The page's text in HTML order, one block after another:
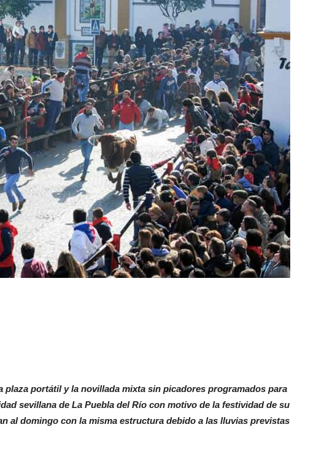
plaza portátil y la novillada mixta sin picadores programados para
sevillana de La Puebla del Río con motivo de la festividad de su
al domingo con la misma estructura debido a las lluvias previstas